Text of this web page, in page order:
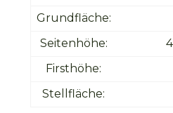
Grundfläche:
Seitenhöhe:
Firsthöhe:
Stellfläche: